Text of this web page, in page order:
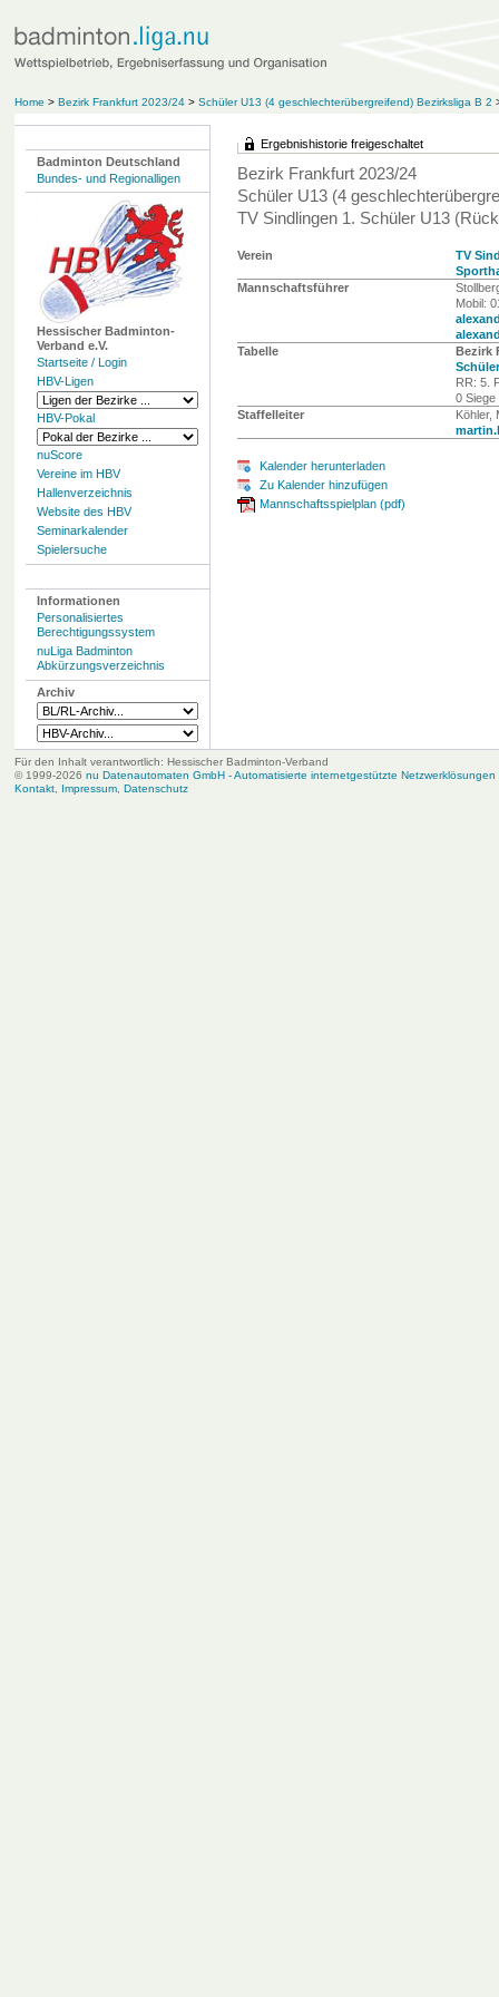
Home > Bezirk Frankfurt 2023/24> Schüler U13 (4 geschlechterübergreifend) Bezirksliga B 2
Badminton Deutschland
Bundes- und Regionalligen
Hessischer Badminton-
Verband e.V.
Startseite / Login
HBV-Ligen
HBV-Pokal
nuScore
Vereine im HBV
Hallenverzeichnis
Website des HBV
Seminarkalender
Spielersuche
Informationen
Personalisiertes
Berechtigungssystem
nuLiga Badminton
Abkürzungsverzeichnis
Archiv
Ergebnishistorie freigeschaltet
Bezirk Frankfurt 2023/24
Schüler U13 (4
TV Sindlingen 1. Schüler U13
Verein
TV
Mannschaftsführer
Mobil:
Tabelle
Bezirk
RR: 5.
0 Siege
Staffelleiter
Köhler,
Kalender herunterladen
Zu Kalender hinzufügen
Mannschaftsspielplan (pdf)
Für den Inhalt verantwortlich: Hessischer Badminton-Verband
© 1999-2026 nu Datenautomaten GmbH - Automatisierte internetgestützte Netzwerklösungen
Kontakt, Impressum, Datenschutz